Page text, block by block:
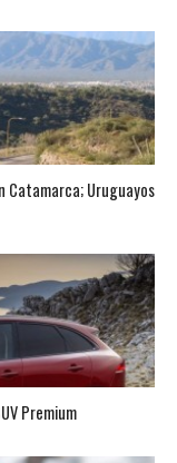
Catamarca; Uruguayos
Premium